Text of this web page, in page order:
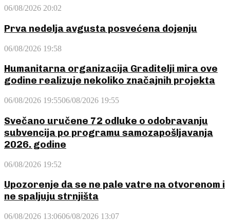
06/08/2026 20:02
Prva nedelja avgusta posvećena dojenju
06/08/2026 19:58
Humanitarna organizacija Graditelji mira ove
godine realizuje nekoliko značajnih projekta
06/08/2026 19:5506/08/2026 19:55
Svečano uručene 72 odluke o odobravanju
subvencija po programu samozapošljavanja
2026. godine
06/08/2026 19:52
Upozorenje da se ne pale vatre na otvorenom i
ne spaljuju strnjišta
06/08/2026 13:0606/08/2026 13:07